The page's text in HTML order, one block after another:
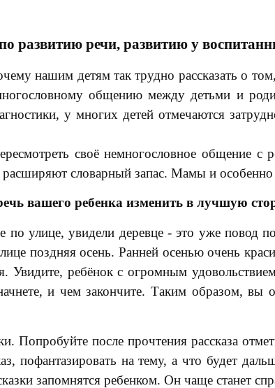
развитию речи, развитию у
нашим детям так трудно рассказать о
общению между детьми и
у многих детей отмечаются
своё немногословное общение
словарный запас. Мамы и
вашего ребенка изменить в лучшую
по улице, увидели деревце - это уже повод
поздняя осень. Ранней осенью очень
Увидите, ребёнок с огромным
и чем закончите. Таким образом, вы
Попробуйте после прочтения рассказа
пофантазировать на тему, а что будет
запомнятся ребенком. Он чаще станет